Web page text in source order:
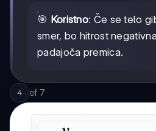
🎯 Koristno: Če se telo
smer, bo hitrost
padajoča premica.
4 of 7